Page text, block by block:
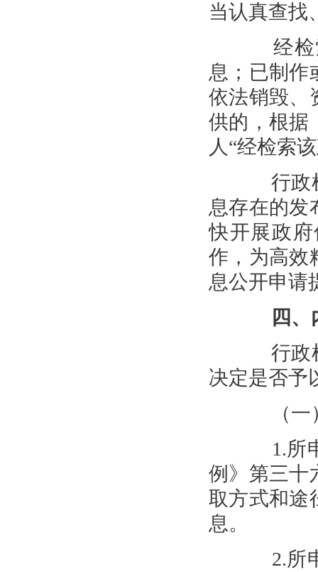
当认真查找
经检索
息；已制作
依法销毁、
供的，根据
人“经检索
行政机
息存在的发
快开展政
作，为高效
息公开申请
四
行政机
决定是否予
（一）
1.所申
例》第三十
取方式和途
息。
2.所申